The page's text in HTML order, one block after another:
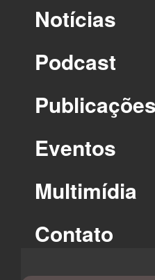
Notícias
Podcast
Publicações
Eventos
Multimídia
Contato